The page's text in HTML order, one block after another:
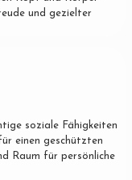
und gezielter
soziale Fähigkeiten
einen geschützten
Raum für persönliche